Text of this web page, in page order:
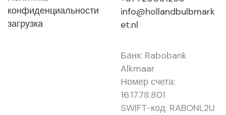
конфиденциальности
загрузка
info@hollandbulbmark
et.nl
Банк: Rabobank
Alkmaar
Номер счета:
16.17.78.801
SWIFT-код: RABONL2U